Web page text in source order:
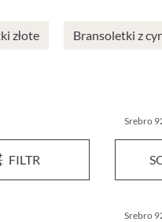
złote Bransoletki z
FILTR
- Petit Femme
Srebro
149,00 zł*
Srebro